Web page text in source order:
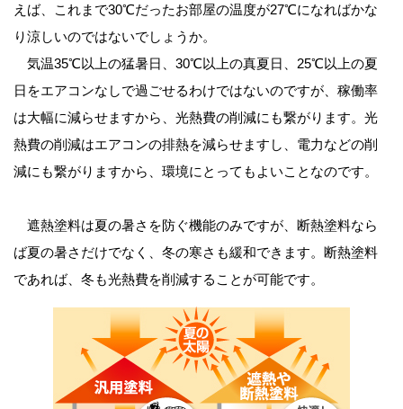
えば、これまで30℃だったお部屋の温度が27℃になればかな
り涼しいのではないでしょうか。
気温35℃以上の猛暑日、30℃以上の真夏日、25℃以上の夏
日をエアコンなしで過ごせるわけではないのですが、稼働率
は大幅に減らせますから、光熱費の削減にも繋がります。光
熱費の削減はエアコンの排熱を減らせますし、電力などの削
減にも繋がりますから、環境にとってもよいことなのです。
遮熱塗料は夏の暑さを防ぐ機能のみですが、断熱塗料なら
ば夏の暑さだけでなく、冬の寒さも緩和できます。断熱塗料
であれば、冬も光熱費を削減することが可能です。